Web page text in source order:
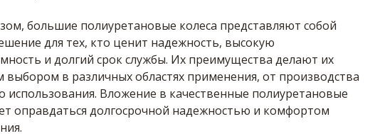
большие полиуретановые колеса представляют собой
для тех, кто ценит надежность, высокую
и долгий срок службы. Их преимущества делают их
выбором в различных областях применения, от производства
использования. Вложение в качественные полиуретановые
оправдаться долгосрочной надежностью и комфортом